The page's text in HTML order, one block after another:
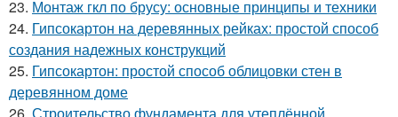
23. Монтаж гкл по брусу: основные принципы и техники
24. Гипсокартон на деревянных рейках: простой способ
создания надежных конструкций
25. Гипсокартон: простой способ облицовки стен в
деревянном доме